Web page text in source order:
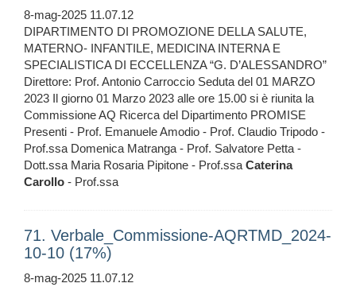
8-mag-2025 11.07.12
DIPARTIMENTO DI PROMOZIONE DELLA SALUTE,
MATERNO- INFANTILE, MEDICINA INTERNA E
SPECIALISTICA DI ECCELLENZA “G. D’ALESSANDRO”
Direttore: Prof. Antonio Carroccio Seduta del 01 MARZO
2023 Il giorno 01 Marzo 2023 alle ore 15.00 si è riunita la
Commissione AQ Ricerca del Dipartimento PROMISE
Presenti - Prof. Emanuele Amodio - Prof. Claudio Tripodo -
Prof.ssa Domenica Matranga - Prof. Salvatore Petta -
Dott.ssa Maria Rosaria Pipitone - Prof.ssaCaterina
Carollo - Prof.ssa
71. Verbale_Commissione-AQRTMD_2024-
10-10 (17%)
8-mag-2025 11.07.12